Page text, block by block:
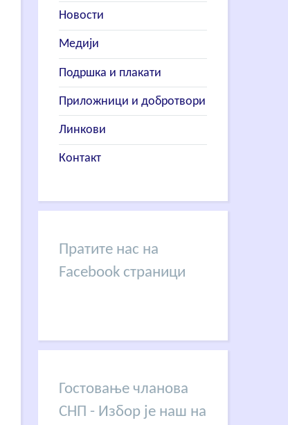
Новости
Медији
Подршка и плакати
Приложници и добротвори
Линкови
Контакт
Пратите нас на
Facebook страници
Гостовање чланова
СНП - Избор је наш на